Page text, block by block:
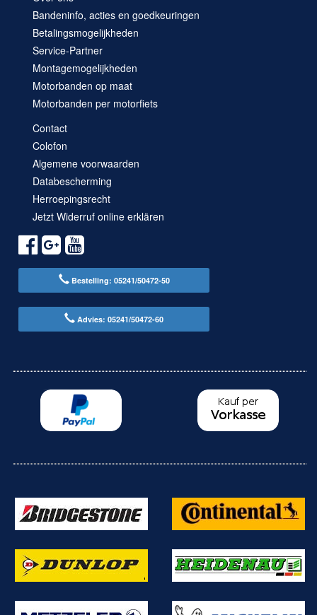
Bandeninfo, acties en goedkeuringen
Betalingsmogelijkheden
Service-Partner
Montagemogelijkheden
Motorbanden op maat
Motorbanden per motorfiets
Contact
Colofon
Algemene voorwaarden
Databescherming
Herroepingsrecht
Jetzt Widerruf online erklären
Bestelling: 05241/50472-50
Advies: 05241/50472-60